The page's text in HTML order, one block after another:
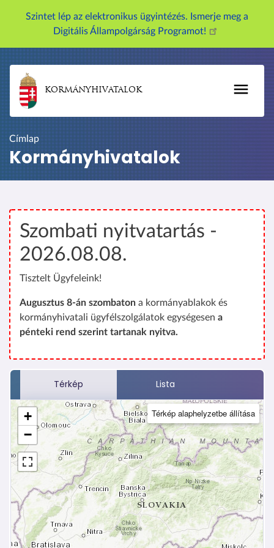
á
a
a
r
t
a
l
m
a
Szintet lép az elektronikus ügyintézés. Ismerje meg a
Digitális Állampolgárság Programot!
KORMÁNYHIVATALOK
Címlap
Kormányhivatalok
Szombati nyitvatartás -
2026.08.08.
Tisztelt Ügyfeleink!
Augusztus 8-án szombaton a kormányablakok és
kormányhivatali ügyfélszolgálatok egységesen a
pénteki rend szerint tartanak nyitva.
Térkép
(
a
k
t
í
v
f
ü
Lista
+
−
Térkép alaphelyzetbe állítása